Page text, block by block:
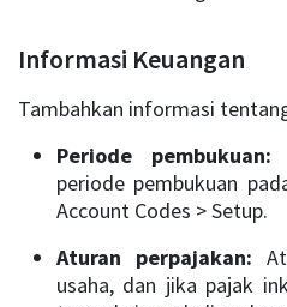
Informasi Keuangan
Tambahkan informasi
Periode pembukuan:
periode pembukuan
Account Codes > Setup.
Aturan perpajakan:
usaha, dan jika pajak